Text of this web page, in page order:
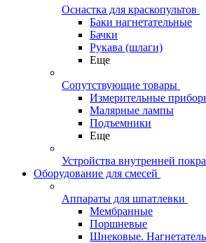
Оснастка для краскопультов
Баки нагнетательные
Бачки
Рукава (шлаги)
Еще
Сопутствующие товары
Измерительные
Малярные лампы
Подъемники
Еще
Устройства внутренней
Оборудование для смесей
Аппараты для шпатлевки
Мембранные
Поршневые
Шнековые.